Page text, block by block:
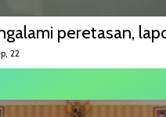
peretasan,
22